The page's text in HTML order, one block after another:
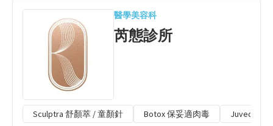
醫學美容科
芮態診所
Sculptra 舒顏萃 / 童顏針 Botox 保妥適肉毒 Juvederm